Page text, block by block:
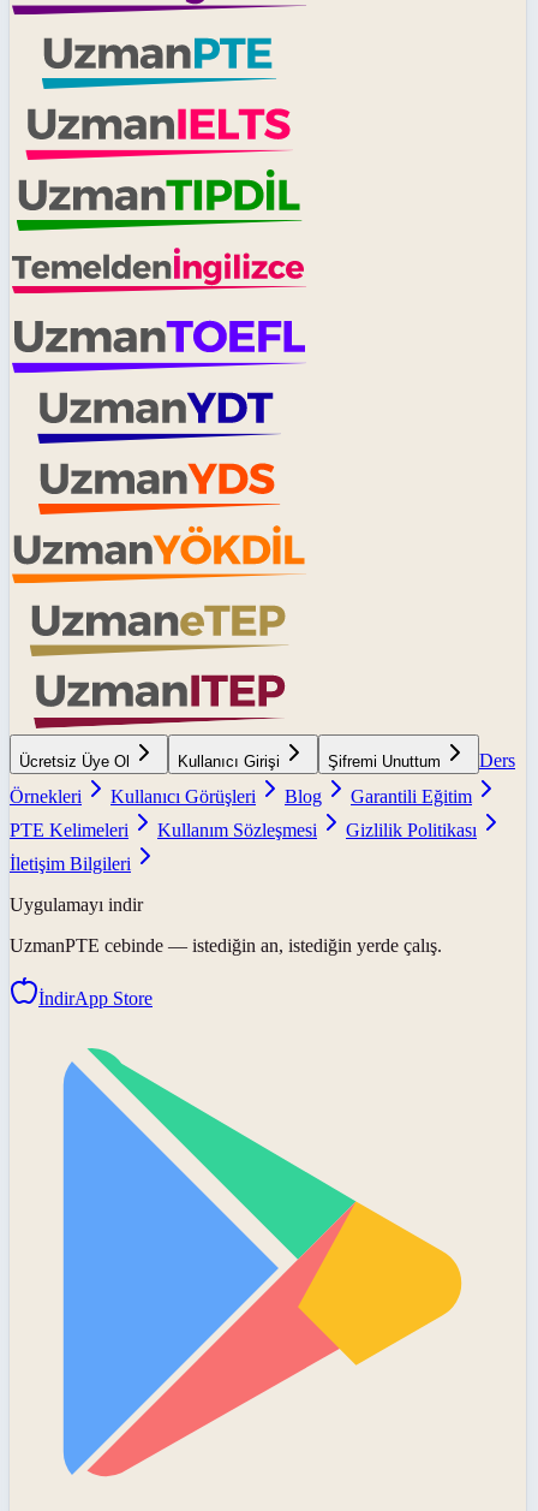
Ücretsiz Üye Ol Kullanıcı Girişi Şifremi Unuttum
Ders
Örnekleri
Kullanıcı Görüşleri Blog
Garantili Eğitim
PTE Kelimeleri
Kullanım Sözleşmesi
Gizlilik Politikası
İletişim Bilgileri
Uygulamayı indir
UzmanPTE cebinde — istediğin an, istediğin yerde çalış.
İndirApp Store